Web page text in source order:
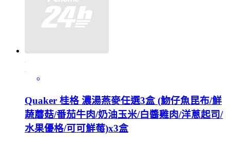
Quaker 桂格 濃湯燕麥任選3盒 (魩仔魚昆布/鮮
蔬蘑菇/番茄牛肉/奶油玉米/白醬雞肉/洋蔥起司/
水果優格/可可鮮莓)x3盒